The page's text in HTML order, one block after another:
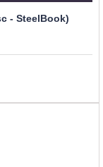
- SteelBook)